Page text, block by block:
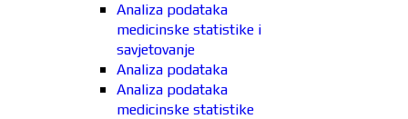
Analiza podataka
medicinske statistike i
savjetovanje
Analiza podataka
Analiza podataka
medicinske statistike